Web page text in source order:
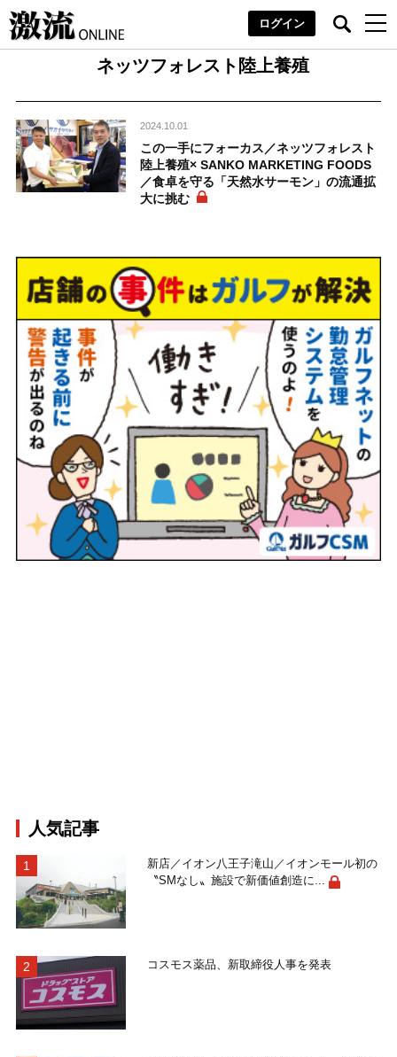
ログイン
ネッツフォレスト陸上養殖
2024.10.01
この一手にフォーカス／ネッツフォレスト
陸上養殖× SANKO MARKETING FOODS
／食卓を守る「天然水サーモン」の流通拡
大に挑む
人気記事
新店／イオン八王子滝山／イオンモール初の
〝SMなし〟施設で新価値創造に...
コスモス薬品、新取締役人事を発表